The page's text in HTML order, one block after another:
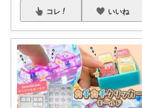
コレ いいね